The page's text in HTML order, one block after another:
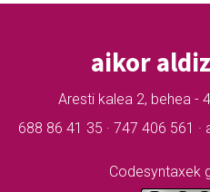
aikor
Aresti kalea 2, behea -
688 86 41 35 · 747 406 561
Codesyntaxek